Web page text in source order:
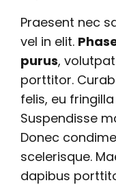
Praesent nec
vel in elit.
purus,
porttitor.
felis, eu
Suspendisse
Donec
scelerisque.
dapibus